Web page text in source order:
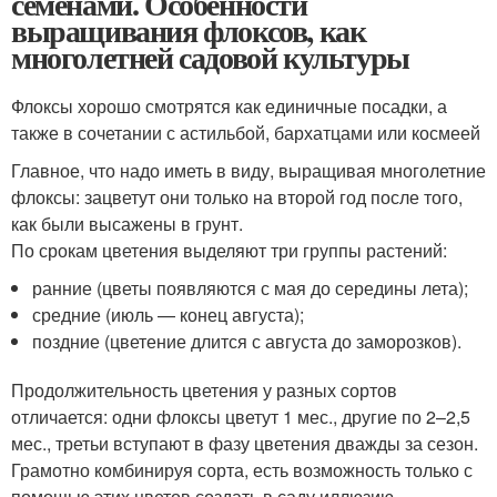
выращивания флоксов, как
многолетней садовой культуры
Флоксы хорошо смотрятся как единичные посадки, а
также в сочетании с астильбой, бархатцами или космеей
Главное, что надо иметь в виду, выращивая многолетние
флоксы: зацветут они только на второй год после того,
как были высажены в грунт.
По срокам цветения выделяют три группы растений:
ранние (цветы появляются с мая до середины лета);
средние (июль — конец августа);
поздние (цветение длится с августа до заморозков).
Продолжительность цветения у разных сортов
отличается: одни флоксы цветут 1 мес., другие по 2–2,5
мес., третьи вступают в фазу цветения дважды за сезон.
Грамотно комбинируя сорта, есть возможность только с